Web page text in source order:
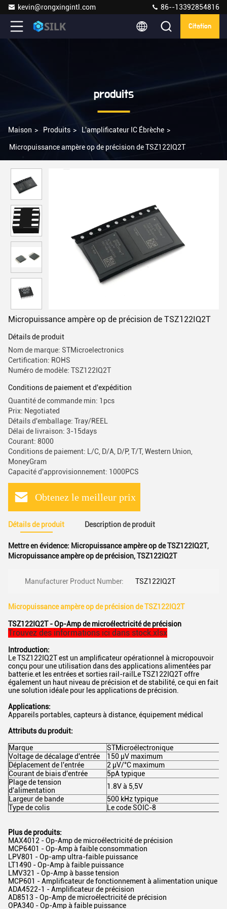
kevin@rongxingintl.com 86--13392854816
Citation
produits
Maison > Produits > L'amplificateur IC Ébrèche >
Micropuissance ampère op de précision de TSZ122IQ2T
Micropuissance ampère op de précision de TSZ122IQ2T
Détails de produit
Nom de marque: STMicroelectronics
Certification: ROHS
Numéro de modèle: TSZ122IQ2T
Conditions de paiement et d'expédition
Quantité de commande min: 1pcs
Prix: Negotiated
Détails d'emballage: Tray/REEL
Délai de livraison: 3-15days
Courant: 8000
Conditions de paiement: L/C, D/A, D/P, T/T, Western Union,
MoneyGram
Capacité d'approvisionnement: 1000PCS
Obtenez le meilleur prix
Détails de produit Description de produit
Mettre en évidence: Micropuissance ampère op de TSZ122IQ2T,
Micropuissance ampère op de précision,TSZ122IQ2T
Manufacturer Product Number: TSZ122IQ2T
Micropuissance ampère op de précision de TSZ122IQ2T
TSZ122IQ2T - Op-Amp de microélectricité de précision
Trouvez des informations ici dans stock.xlsx
Introduction:
Le TSZ122IQ2T est un amplificateur opérationnel à micropouvoir
conçu pour une utilisation dans des applications alimentées par
batterie.et les entrées et sorties rail-railLe TSZ122IQ2T offre
également un haut niveau de précision et de stabilité, ce qui en fait
une solution idéale pour les applications de précision.
Applications:
Appareils portables, capteurs à distance, équipement médical
Attributs du produit:
Marque
STMicroélectronique
Voltage de décalage d'entrée
150 μV maximum
Déplacement de l'entrée
2 μV/°C maximum
Courant de biais d'entrée
5pA typique
Plage de tension
d'alimentation
1.8V à 5,5V
Largeur de bande
500 kHz typique
Type de colis
Le code SOIC-8
Plus de produits:
MAX4012 - Op-Amp de microélectricité de précision
MCP6401 - Op-Amp à faible consommation
LPV801 - Op-amp ultra-faible puissance
LT1490 - Op-Amp à faible puissance
LMV321 - Op-Amp à basse tension
MCP601 - Amplificateur de fonctionnement à alimentation unique
ADA4522-1 - Amplificateur de précision
AD8513 - Op-Amp de microélectricité de précision
OPA340 - Op-Amp à faible puissance